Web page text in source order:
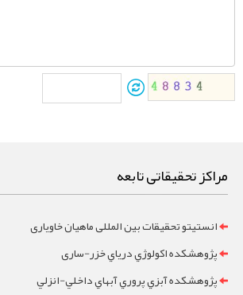
مراکز تحقیقاتی تابعه
انستیتو تحقیقات بین المللی ماهیان خاویاری
پژوهشکده اکولوژي درياي خزر-ساری
پژوهشکده آبزي پروري آبهاي داخلي-انزلي